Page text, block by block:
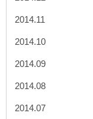
2014.11
2014.10
2014.09
2014.08
2014.07